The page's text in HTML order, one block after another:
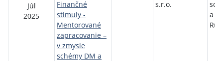
Júl
2025
Finančné
stimuly -
Mentorované
zapracovanie –
v zmysle
schémy DM a
s.r.o.
a